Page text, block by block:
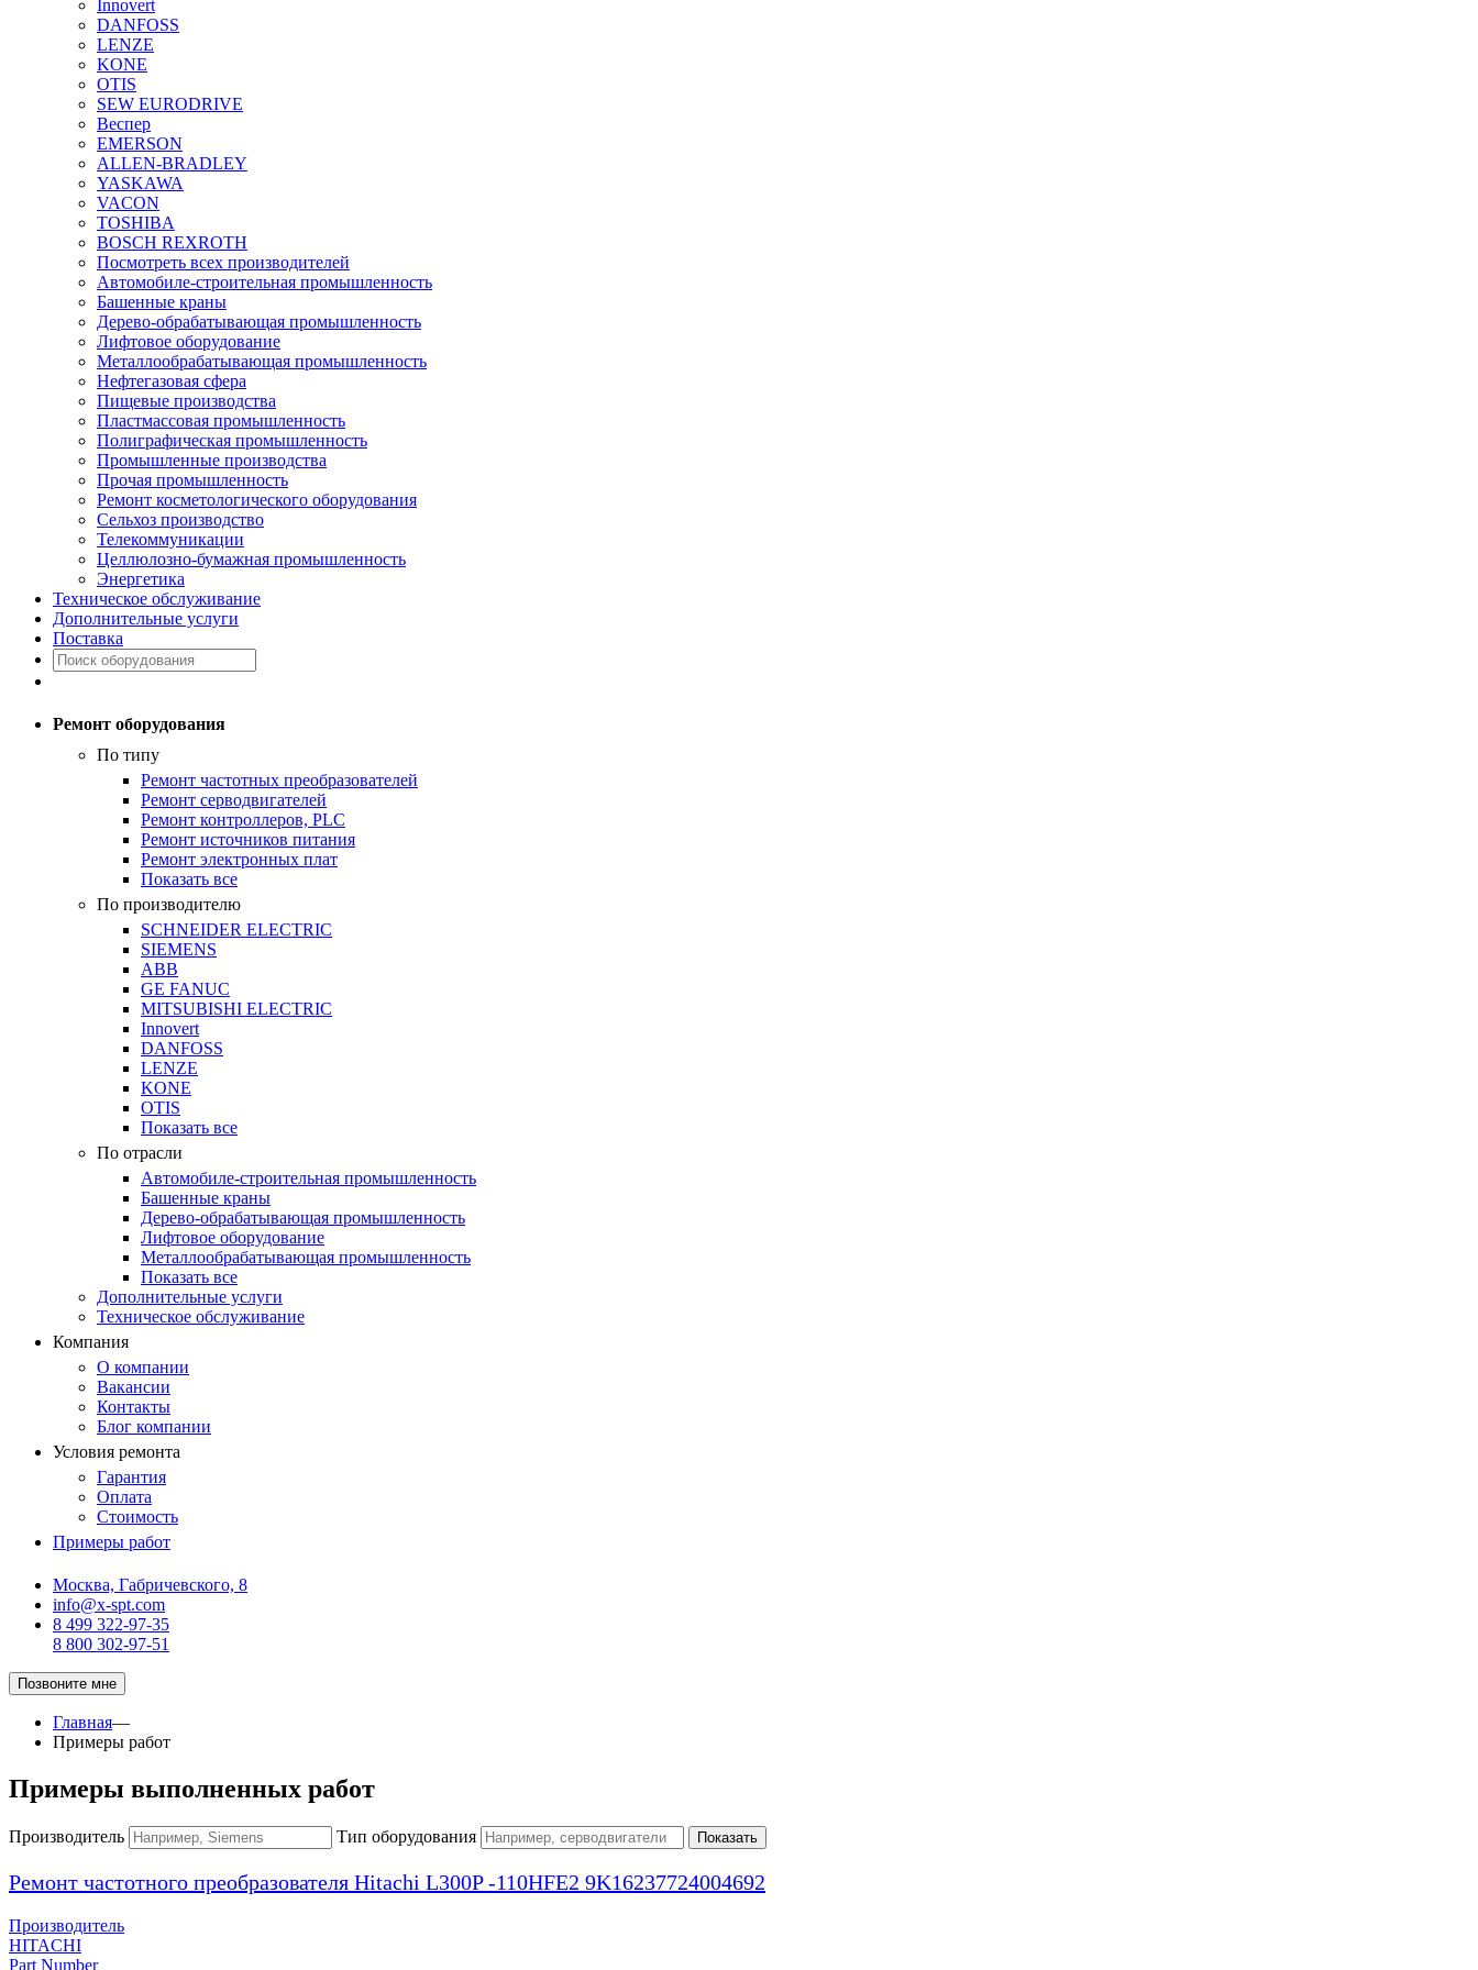
Innovert
DANFOSS
LENZE
KONE
OTIS
SEW EURODRIVE
Веспер
EMERSON
ALLEN-BRADLEY
YASKAWA
VACON
TOSHIBA
BOSCH REXROTH
Посмотреть всех производителей
Автомобиле-строительная промышленность
Башенные краны
Дерево-обрабатывающая промышленность
Лифтовое оборудование
Металлообрабатывающая промышленность
Нефтегазовая сфера
Пищевые производства
Пластмассовая промышленность
Полиграфическая промышленность
Промышленные производства
Прочая промышленность
Ремонт косметологического оборудования
Сельхоз производство
Телекоммуникации
Целлюлозно-бумажная промышленность
Энергетика
Техническое обслуживание
Дополнительные услуги
Поставка
Ремонт оборудования
По типу
Ремонт частотных преобразователей
Ремонт серводвигателей
Ремонт контроллеров, PLC
Ремонт источников питания
Ремонт электронных плат
Показать все
По производителю
SCHNEIDER ELECTRIC
SIEMENS
ABB
GE FANUC
MITSUBISHI ELECTRIC
Innovert
DANFOSS
LENZE
KONE
OTIS
Показать все
По отрасли
Автомобиле-строительная промышленность
Башенные краны
Дерево-обрабатывающая промышленность
Лифтовое оборудование
Металлообрабатывающая промышленность
Показать все
Дополнительные услуги
Техническое обслуживание
Компания
О компании
Вакансии
Контакты
Блог компании
Условия ремонта
Гарантия
Оплата
Стоимость
Примеры работ
Москва, Габричевского, 8
info@x-spt.com
8 499 322-97-35
8 800 302-97-51
Позвоните мне
Главная—
Примеры работ
Примеры выполненных работ
Производитель Тип оборудования Показать
Ремонт частотного преобразователя Hitachi L300P -110HFE2 9K16237724004692
Производитель
HITACHI
Part Number